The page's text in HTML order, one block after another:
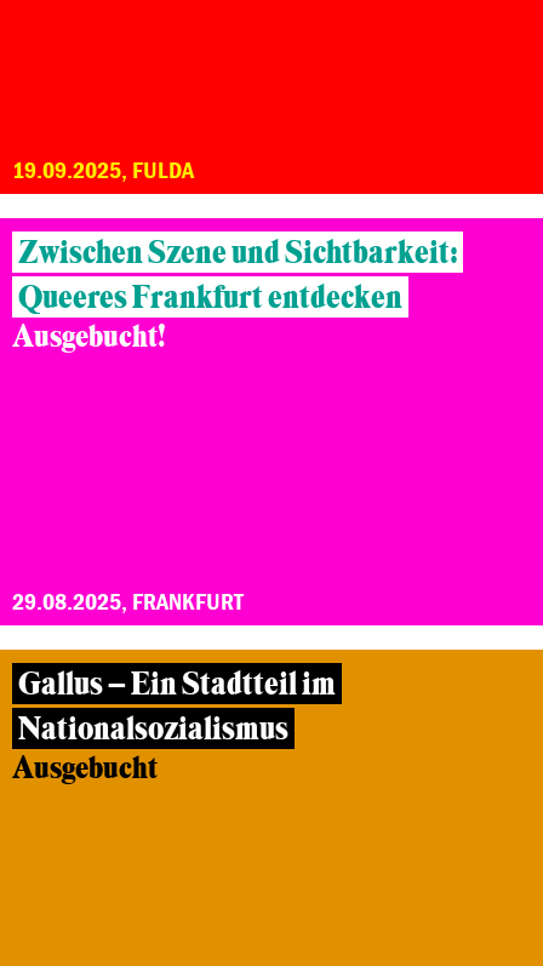
19.09.2025, FULDA
Zwischen Szene und Sichtbarkeit:
Queeres Frankfurt entdecken
Ausgebucht!
29.08.2025, FRANKFURT
Gallus – Ein Stadtteil im
Nationalsozialismus
Ausgebucht